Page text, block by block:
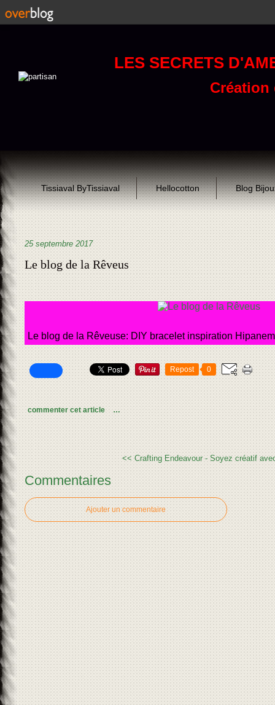
LES SECRETS
Création
Tissiaval ByTissiaval Hellocotton Blog
25 septembre 2017
Le blog de la Rêveus
Le blog de la Rêveuse: DIY bracelet inspiration
Repost 0
commenter cet article …
<< Crafting Endeavour - Soyez créatif
Commentaires
Ajouter un commentaire